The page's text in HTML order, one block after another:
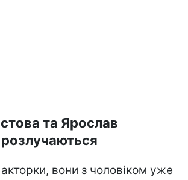
та Ярослав
вони з чоловіком уже